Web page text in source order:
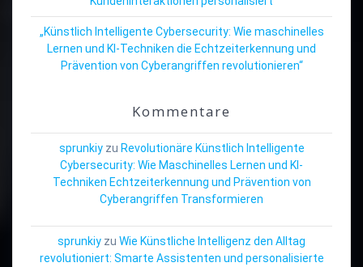
„Künstlich Intelligente Cybersecurity: Wie maschinelles
Lernen und KI-Techniken die Echtzeiterkennung und
Prävention von Cyberangriffen revolutionieren“
Kommentare
sprunkiyzu Revolutionäre Künstlich Intelligente
Cybersecurity: Wie Maschinelles Lernen und KI-
Techniken Echtzeiterkennung und Prävention von
Cyberangriffen Transformieren
sprunkiy zu Wie Künstliche Intelligenz den Alltag
revolutioniert: Smarte Assistenten und personalisierte